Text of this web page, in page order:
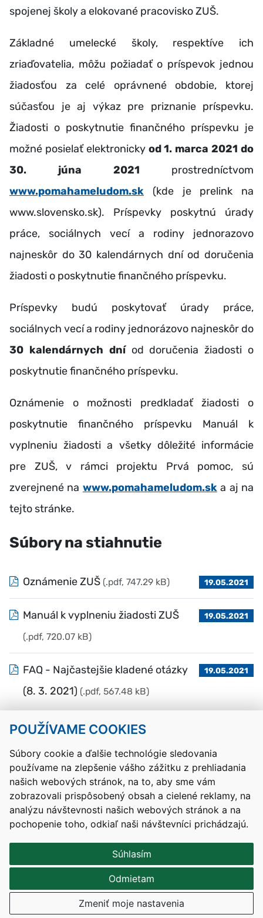
POUŽÍVAME COOKIES
Súbory cookie a ďalšie technológie sledovania
používame na zlepšenie vášho zážitku z prehliadania
našich webových stránok, na to, aby sme vám
zobrazovali prispôsobený obsah a cielené reklamy, na
analýzu návštevnosti našich webových stránok a na
pochopenie toho, odkiaľ naši návštevníci prichádzajú.
Súhlasím
Odmietam
Zmeniť moje nastavenia
spojenej školy a elokované pracovisko ZUŠ.
Základné umelecké školy, respektíve ich
zriaďovatelia, môžu požiadať o príspevok jednou
žiadosťou za celé oprávnené obdobie, ktorej
súčasťou je aj výkaz pre priznanie príspevku.
Žiadosti o poskytnutie finančného príspevku je
možné posielať elektronicky od 1. marca 2021 do
30. júna 2021 prostredníctvom
www.pomahameludom.sk (kde je prelink na
www.slovensko.sk). Príspevky poskytnú úrady
práce, sociálnych vecí a rodiny jednorazovo
najneskôr do 30 kalendárnych dní od doručenia
žiadosti o poskytnutie finančného príspevku.
Príspevky budú poskytovať úrady práce,
sociálnych vecí a rodiny jednorázovo najneskôr do
30 kalendárnych dníod doručenia žiadosti o
poskytnutie finančného príspevku.
Oznámenie o možnosti predkladať žiadosti o
poskytnutie finančného príspevku Manuál k
vyplneniu žiadosti a všetky dôležité informácie
pre ZUŠ, v rámci projektu Prvá pomoc, sú
zverejnené na www.pomahameludom.ska aj na
tejto stránke.
Súbory na stiahnutie
Oznámenie ZUŠ (.pdf, 747.29 kB) 19.05.2021
Manuál k vyplneniu žiadosti ZUŠ
(.pdf, 720.07 kB)
19.05.2021
FAQ - Najčastejšie kladené otázky
(8. 3. 2021) (.pdf, 567.48 kB)
19.05.2021
Kontakty Mapa stránky RSS
Vyhlásenie o prístupnosti
Nastavenia cookies
Prevádzkovateľom služby je Ministerstvo školstva, výskumu,
vývoja a mládeže Slovenskej republiky.